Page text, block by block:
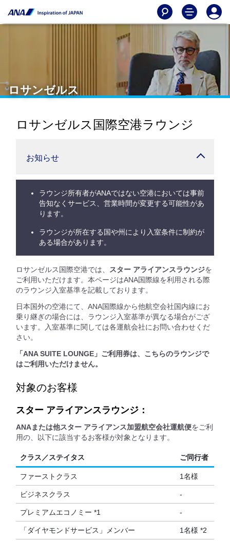
ロサンゼルス
ロサンゼルス国際空港ラウンジ
お知らせ
ラウンジ所有者がANAではない空港においては事前
告知なくサービス、営業時間が変更する可能性があ
ります。
ラウンジが所在する国や州により入室条件に制約が
ある場合があります。
ロサンゼルス国際空港では、 スター アライアンスラウンジを
ご利用いただけます。本ページはANA国際線を利用される際
のラウンジ入室基準を記載しております。
日本国外の空港にて、ANA国際線から他航空会社国内線にお
乗り継ぎの場合には、ラウンジ入室基準が異なる場合がござ
います。入室基準に関しては各運航会社にお問い合わせくだ
さい。
「ANA SUITE LOUNGE」ご利用券は、こちらのラウンジで
はご利用いただけません。
対象のお客様
スター アライアンスラウンジ：
ANAまたは他スター アライアンス加盟航空会社運航便をご利
用の、以下に該当するお客様が対象となります。
クラス／ステイタス ご同行者
ファーストクラス 1名様
ビジネスクラス -
プレミアムエコノミー *1 -
「ダイヤモンドサービス」メンバー 1名様 *2